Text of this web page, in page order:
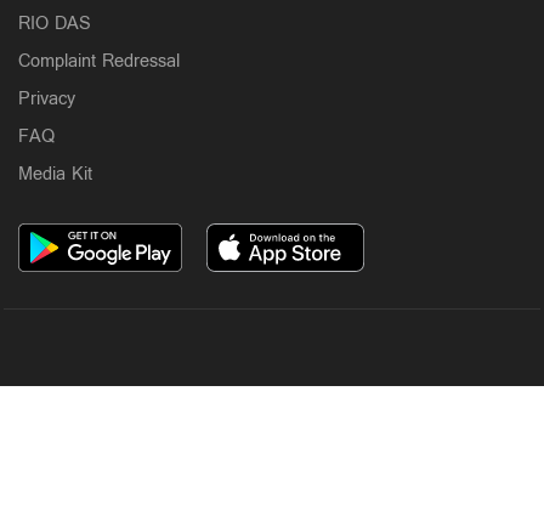
RIO DAS
Complaint Redressal
Privacy
FAQ
Media Kit